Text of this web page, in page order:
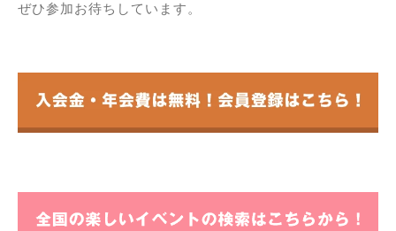
ぜひ参加お待ちしています。